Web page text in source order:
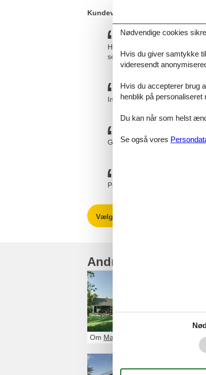
Kundevurderinger af Feline
Har lejet ved Feline mange
sommerhus så overskueligt
Ingen gnidninger, alt forløb
God hjemmeside, fine priser.
Perfekt service. Hurtig
Vælg mellem 943 sommerhuse
Andre artikler om
Glæd
Om Marielyst
Nødvendige cookies
Hvis du giver samtykke
videresendt
Hvis du accepterer brug
henblik på personaliseret
Du kan når som helst
Se også vores